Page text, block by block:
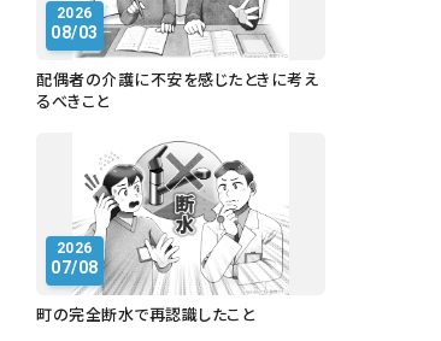
2026
08/03
配偶者の介護に不安を感じたときに考え
るべきこと
2026
07/08
町の完全断水で再認識したこと